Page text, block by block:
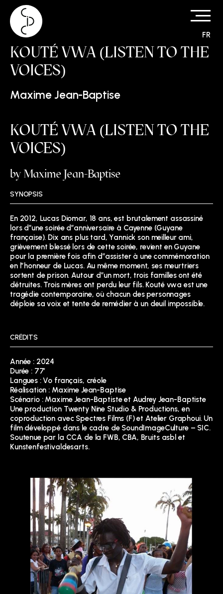
content
FR
KOUTÉ VWA (LISTEN TO THE
VOICES)
Maxime Jean-Baptise
KOUTÉ VWA (LISTEN TO THE
VOICES)
by Maxime Jean-Baptise
SYNOPSIS
En 2012, Lucas Diomar, 18 ans, est brutalement assassiné
lors d”une soirée d”anniversaire à Cayenne (Guyane
française). Dix ans plus tard, Yannick son meilleur ami,
grièvement blessé lors de cette soirée, revient en Guyane
pour la première fois afin d”assister à une commémoration
en l”honneur de Lucas. Au même moment, ses meurtriers
sortent de prison. Autour d”un mort, trois familles ont été
détruites. Trois mères ont perdu leur fils. Kouté vwa est une
tragédie contemporaine, où chacun des personnages
déploie sa voix et tente de remédier à un deuil impossible.
CRÉDITS
Année : 2024
Durée : 77′
Langues : Vo français, créole
Réalisation : Maxime Jean-Baptise
Scénario : Maxime Jean-Baptiste et Audrey Jean-Baptiste
Une production Twenty Nine Studio & Productions, en
coproduction avec Spectres Films (F) et Atelier Graphoui. Un
film développé dans le cadre de SoundImageCulture – SIC.
Soutenue par la CCA de la FWB, CBA, Bruits asbl et
Kunstenfestivaldesarts.